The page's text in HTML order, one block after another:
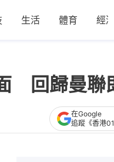
生活 體育 經濟
回歸曼聯
在Google
追蹤《香港01